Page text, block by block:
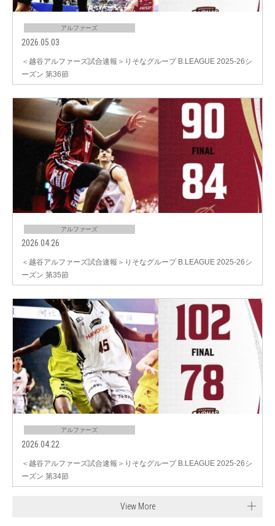
アルファーズ
2026.05.03
＜越谷アルファーズ試合速報＞りそなグループ B.LEAGUE 2025-26シ
ーズン 第36節
アルファーズ
2026.04.26
＜越谷アルファーズ試合速報＞りそなグループ B.LEAGUE 2025-26シ
ーズン 第35節
アルファーズ
2026.04.22
＜越谷アルファーズ試合速報＞りそなグループ B.LEAGUE 2025-26シ
ーズン 第34節
View More